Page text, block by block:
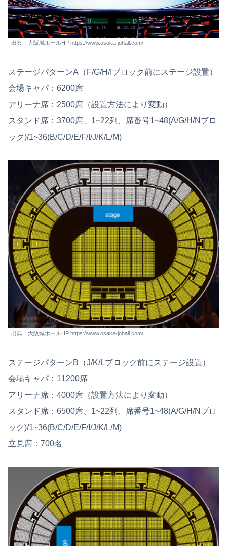
出典：大阪城ホールHP https://www.osaka-johall.com/
ステージパターンA（F/G/H/Iブロック前にステージ設置）
会場キャパ：6200席
アリーナ席：2500席（設置方法により変動）
スタンド席：3700席、1~22列、席番号1~48(A/G/H/Nブロ
ック)/1~36(B/C/D/E/F/I/J/K/L/M)
出典：大阪城ホールHP https://www.osaka-johall.com/
ステージパターンB（J/K/Lブロック前にステージ設置）
会場キャパ：11200席
アリーナ席：4000席（設置方法により変動）
スタンド席：6500席、1~22列、席番号1~48(A/G/H/Nブロ
ック)/1~36(B/C/D/E/F/I/J/K/L/M)
立見席：700名